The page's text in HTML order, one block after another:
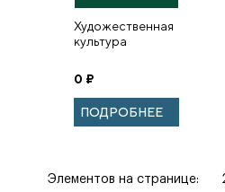
Художественная
культура
зарубежья. 1917–
1939
0 ₽
ПОДРОБНЕЕ
Элементов на странице: